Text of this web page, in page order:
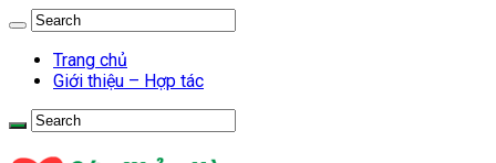
Trang chủ
Giới thiệu – Hợp tác